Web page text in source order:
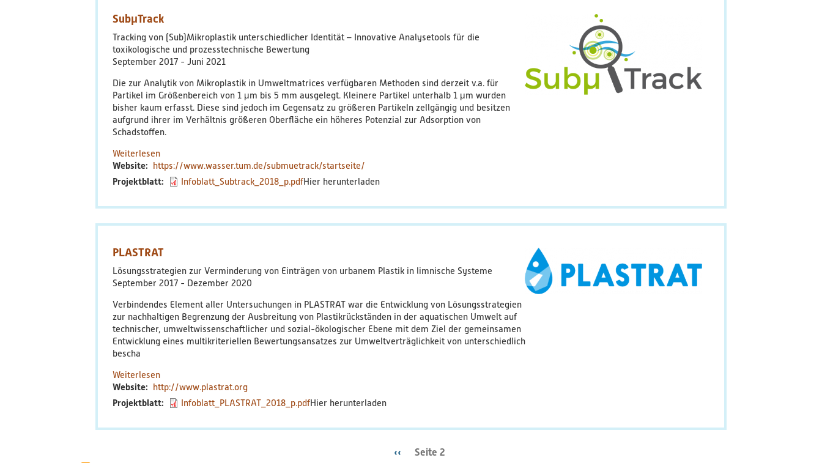
SubμTrack
Tracking von (Sub)Mikroplastik unterschiedlicher Identität – Innovative Analysetools für die
toxikologische und prozesstechnische Bewertung
September 2017
Juni 2021
Die zur Analytik von Mikroplastik in Umweltmatrices verfügbaren Methoden sind derzeit v.a. für
Partikel im Größenbereich von 1 μm bis 5 mm ausgelegt. Kleinere Partikel unterhalb 1 μm wurden
bisher kaum erfasst. Diese sind jedoch im Gegensatz zu größeren Partikeln zellgängig und besitzen
aufgrund ihrer im Verhältnis größeren Oberfläche ein höheres Potenzial zur Adsorption von
Schadstoffen.
Weiterlesen
SubμTrack
Website
https://www.wasser.tum.de/submuetrack/startseite/
Projektblatt
Infoblatt_Subtrack_2018_p.pdf
PLASTRAT
Lösungsstrategien zur Verminderung von Einträgen von urbanem Plastik in limnische Systeme
September 2017
Dezember 2020
Verbindendes Element aller Untersuchungen in PLASTRAT war die Entwicklung von Lösungsstrategien
zur nachhaltigen Begrenzung der Ausbreitung von Plastikrückständen in der aquatischen Umwelt auf
technischer, umweltwissenschaftlicher und sozial-ökologischer Ebene mit dem Ziel der gemeinsamen
Entwicklung eines multikriteriellen Bewertungsansatzes zur Umweltverträglichkeit von unterschiedlich
bescha
Weiterlesen
PLASTRAT
Website
http://www.plastrat.org
Projektblatt
Infoblatt_PLASTRAT_2018_p.pdf
Vorherige
‹‹ Seite 2